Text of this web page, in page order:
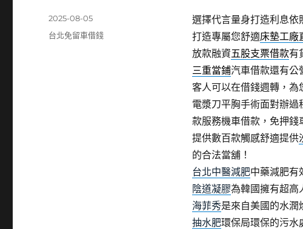
選擇代言量身打造利息依
打造專屬您舒適床墊工廠
放款融資五股支票借款有
三重當鋪汽車借款還有公
客人可以在借錢週轉，
電漿刀平胸手術面對辦
款服務機車借款，免押錢
提供數百款觸感舒適提供
的合法當舖！
台北中醫減肥中藥減肥有
陰道凝膠為韓國擁有超高
海菲秀是來自美國的水潤
抽水肥環保局環保的污水
發
佈
2025-08-05
分
台北免留車借錢